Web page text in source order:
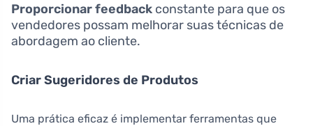
Proporcionar feedback constante para que os
vendedores possam melhorar suas técnicas de
abordagem ao cliente.
Criar Sugeridores de Produtos
Uma prática eficaz é implementar ferramentas que